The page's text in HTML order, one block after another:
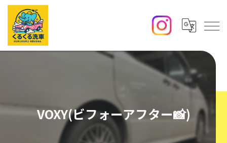
VOXY(ビフォーアフター📸)